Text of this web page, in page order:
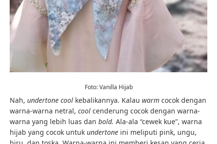
Foto: Vanilla Hijab
Nah, undertone cool kebalikannya. Kalau warm cocok dengan
warna-warna netral, cool cenderung cocok dengan warna-
warna yang lebih luas dan bold. Ala-ala “cewek kue”, warna
hijab yang cocok untuk undertone ini meliputi pink, ungu,